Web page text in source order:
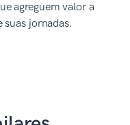
agreguem valor a
suas jornadas.